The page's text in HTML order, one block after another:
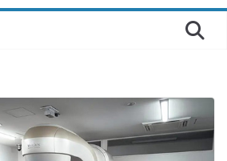
ซัพพลาย เดินหน้าโครงการ “คืน
มชื้นให้กับผิว” มอบเอบอนเน่ เด
ลชั่นยูเรียเข้มข้นแก่ กทม. ส่งต่อ
วามห่วงใยสู่ผู้สูงอายุและกลุ่ม